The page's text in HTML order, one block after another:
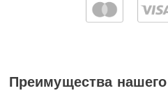
Преимущества